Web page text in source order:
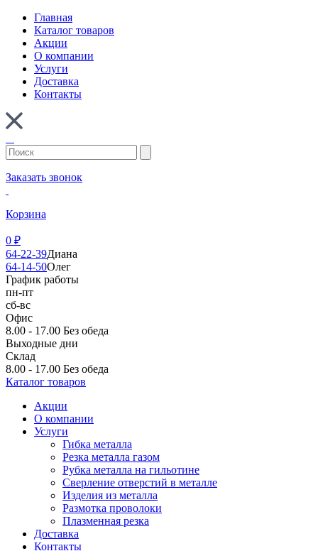
Главная
Каталог товаров
Акции
О компании
Услуги
Доставка
Контакты
Заказать звонок
Корзина
0 ₽
64-22-39Диана
64-14-50Олег
График работы
пн-пт
сб-вс
Офис
8.00 - 17.00 Без обеда
Выходные дни
Склад
8.00 - 17.00 Без обеда
Каталог товаров
Акции
О компании
Услуги
Гибка металла
Резка металла газом
Рубка металла на гильотине
Сверление отверстий в металле
Изделия из металла
Размотка проволоки
Плазменная резка
Доставка
Контакты